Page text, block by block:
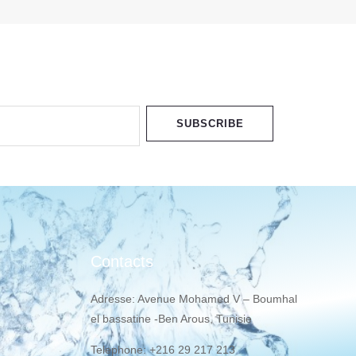
SUBSCRIBE
Contacts
Adresse: Avenue Mohamed V – Boumhal
el bassatine -Ben Arous, Tunisie
Telephone: +216 29 217 213